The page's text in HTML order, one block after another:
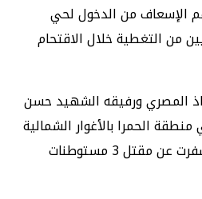
الإسعاف من الدخول لحي
من التغطية خلال الاقتحام
المصري ورفيقه الشهيد حسن
الحمرا بالأغوار الشمالية
في 7 أبريل/نيسان 2023، أسفرت عن مقتل 3 مستوطنات